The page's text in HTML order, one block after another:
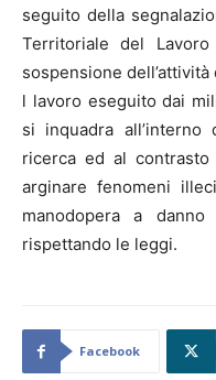
seguito della
Territoriale del
sospensione
l lavoro eseguito dai
si inquadra
ricerca ed al
arginare fenomeni
manodopera a
rispettando le leggi.
Facebook